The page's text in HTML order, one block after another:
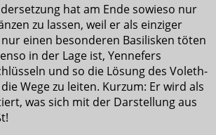
hat am Ende sowieso nur
zu lassen, weil er als einziger
einen besonderen Basilisken töten
in der Lage ist, Yennefers
und so die Lösung des Voleth-
Wege zu leiten. Kurzum: Er wird als
was sich mit der Darstellung aus